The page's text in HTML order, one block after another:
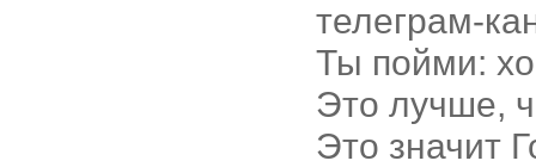
телеграм-
Ты пойми:
Это лучше,
Это значит